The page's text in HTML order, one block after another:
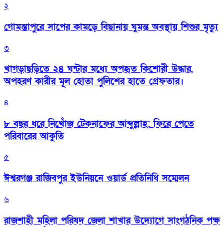
২
গোমস্তাপুরে সাপের কামড়ে বিছানায় ঘুমন্ত অবস্থায় শিশুর মৃত্যু
৩
খাগড়াছড়িতে ২৪ ঘন্টার মধ্যে অপহৃত কিশোরী উদ্ধার,
অপহরণ কারীর মূল হোতা পুলিশের হাতে গ্রেফতার।
৪
৮ বছর ধরে নিখোঁজ টেকনাফের আব্দুল্লাহ: ফিরে পেতে
পরিবারের আকুতি
৫
ঈশ্বরগঞ্জ রাজিবপুর ইউনিয়নে ওয়ার্ড প্রতিনিধি সম্মেলন
৬
রাজশাহী মহিলা পরিষদ জেলা শাখার উদ্যোগে সাংগঠনিক পক্ষ